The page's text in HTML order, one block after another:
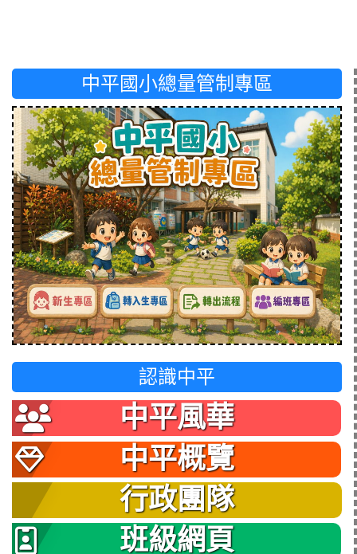
中平國小總量管制專區
認識中平
中平風華
中平概覽
行政團隊
班級網頁